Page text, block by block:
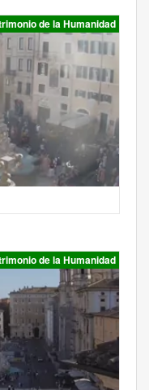
de la Humanidad
de la Humanidad